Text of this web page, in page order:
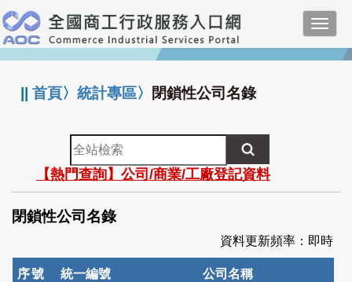
跳
到
主
要
:::
||首頁〉統計專區〉 閉鎖性公司名錄
全
站
檢
索
【熱門查詢】公司/商業/工廠登記資料
閉鎖性公司名錄
資料更新頻率：即時
序號 統一編號 公司名稱